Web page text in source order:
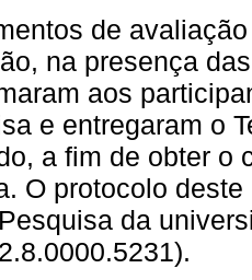
de
na presença
aos
e entregaram o
a fim de obter o
O protocolo
da